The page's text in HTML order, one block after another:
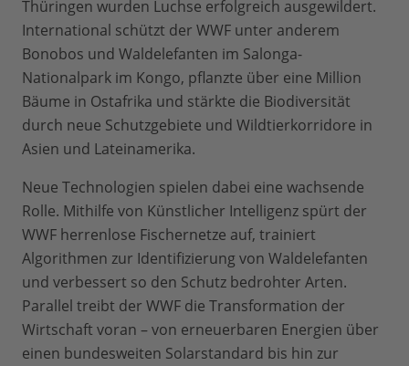
Thüringen wurden Luchse erfolgreich ausgewildert.
International schützt der WWF unter anderem
Bonobos und Waldelefanten im Salonga-
Nationalpark im Kongo, pflanzte über eine Million
Bäume in Ostafrika und stärkte die Biodiversität
durch neue Schutzgebiete und Wildtierkorridore in
Asien und Lateinamerika.
Neue Technologien spielen dabei eine wachsende
Rolle. Mithilfe von Künstlicher Intelligenz spürt der
WWF herrenlose Fischernetze auf, trainiert
Algorithmen zur Identifizierung von Waldelefanten
und verbessert so den Schutz bedrohter Arten.
Parallel treibt der WWF die Transformation der
Wirtschaft voran – von erneuerbaren Energien über
einen bundesweiten Solarstandard bis hin zur